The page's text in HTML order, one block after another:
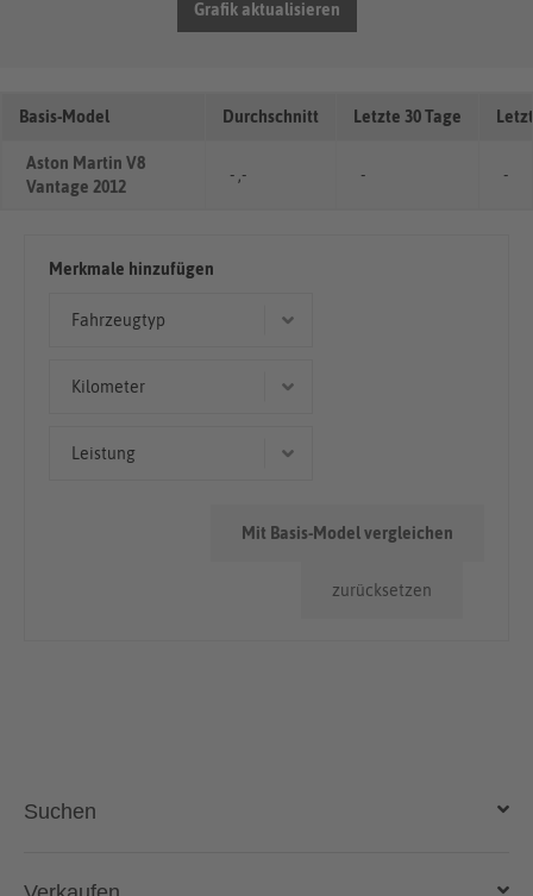
Grafik aktualisieren
Basis-Model Durchschnitt Letzte 30 Tage
Aston Martin V8
Vantage 2012
- ,- - -
Merkmale hinzufügen
Fahrzeugtyp
Kilometer
Leistung
zurücksetzen
Mit Basis-Model vergleichen
Suchen
Auto kaufen